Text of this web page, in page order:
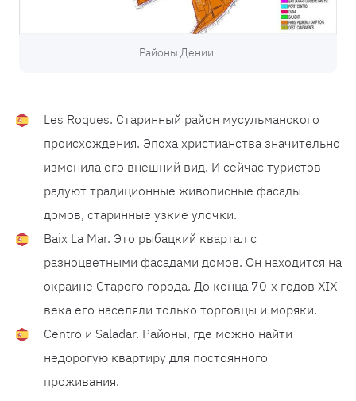
Районы Дении.
Les Roques. Старинный район мусульманского
происхождения. Эпоха христианства значительно
изменила его внешний вид. И сейчас туристов
радуют традиционные живописные фасады
домов, старинные узкие улочки.
Baix La Mar. Это рыбацкий квартал с
разноцветными фасадами домов. Он находится на
окраине Старого города. До конца 70-х годов XIX
века его населяли только торговцы и моряки.
Centro и Saladar. Районы, где можно найти
недорогую квартиру для постоянного
проживания.